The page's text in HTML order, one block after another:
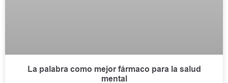
La palabra como mejor fármaco para la salud
mental